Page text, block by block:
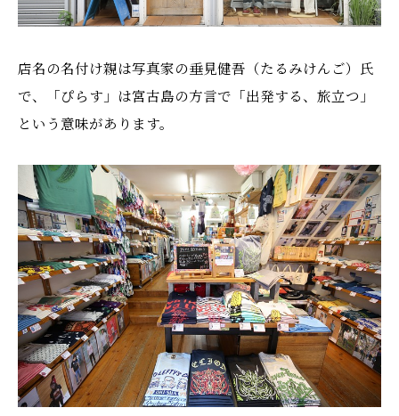
店名の名付け親は写真家の垂見健吾（たるみけんご）氏
で、「ぴらす」は宮古島の方言で「出発する、旅立つ」
という意味があります。